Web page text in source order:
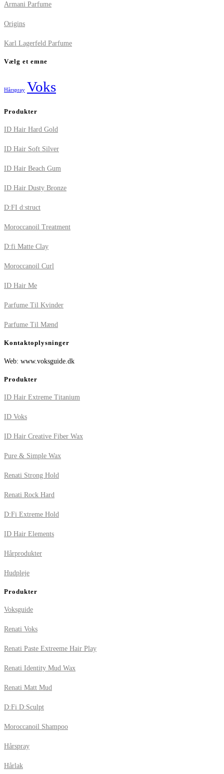
Armani Parfume
Origins
Karl Lagerfeld Parfume
Vælg et emne
Hårspray Voks
Produkter
ID Hair Hard Gold
ID Hair Soft Silver
ID Hair Beach Gum
ID Hair Dusty Bronze
D:FI d:struct
Moroccanoil Treatment
D:fi Matte Clay
Moroccanoil Curl
ID Hair Me
Parfume Til Kvinder
Parfume Til Mænd
Kontaktoplysninger
Web: www.voksguide.dk
Produkter
ID Hair Extreme Titanium
ID Voks
ID Hair Creative Fiber Wax
Pure & Simple Wax
Renati Strong Hold
Renati Rock Hard
D:Fi Extreme Hold
ID Hair Elements
Hårprodukter
Hudpleje
Produkter
Voksguide
Renati Voks
Renati Paste Extreeme Hair Play
Renati Identity Mud Wax
Renati Matt Mud
D:Fi D:Sculpt
Moroccanoil Shampoo
Hårspray
Hårlak